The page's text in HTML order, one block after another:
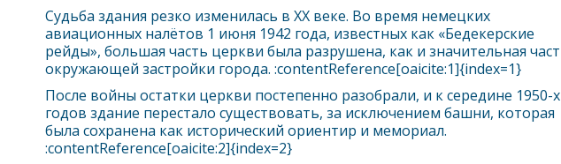
Судьба здания резко изменилась в XX веке. Во время немецких
авиационных налётов 1 июня 1942 года, известных как «Бедекерские
рейды», большая часть церкви была разрушена, как и значительная
окружающей застройки города. :contentReference[oaicite:1]{index=1}
После войны остатки церкви постепенно разобрали, и к середине 1950-х
годов здание перестало существовать, за исключением башни, которая
была сохранена как исторический ориентир и мемориал.
:contentReference[oaicite:2]{index=2}